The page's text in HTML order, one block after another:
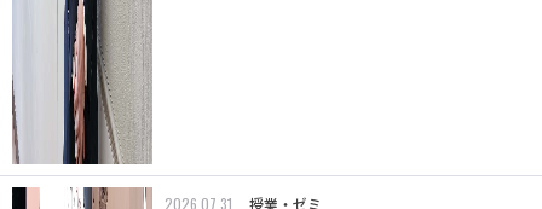
2026.07.31 授業・ゼミ